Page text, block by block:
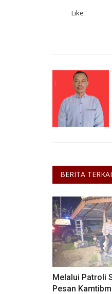
Like
BERITA
Melalui Patroli
Pesan